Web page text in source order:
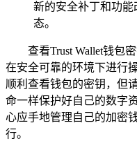
新的安全补丁和功
态。
查看Trust Wallet钱包
在安全可靠的环境下进行
顺利查看钱包的密钥，但
命一样保护好自己的数字
心应手地管理自己的加密
行。